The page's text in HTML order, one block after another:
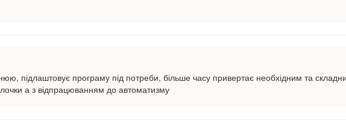
підлаштовує програму під потреби, більше часу привертає необхідним та
а з відпрацюванням до автоматизму